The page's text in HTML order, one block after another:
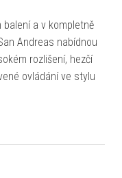
balení a v kompletně
Andreas nabídnou
rozlišení, hezčí
ovládání ve stylu
/ Series X množství